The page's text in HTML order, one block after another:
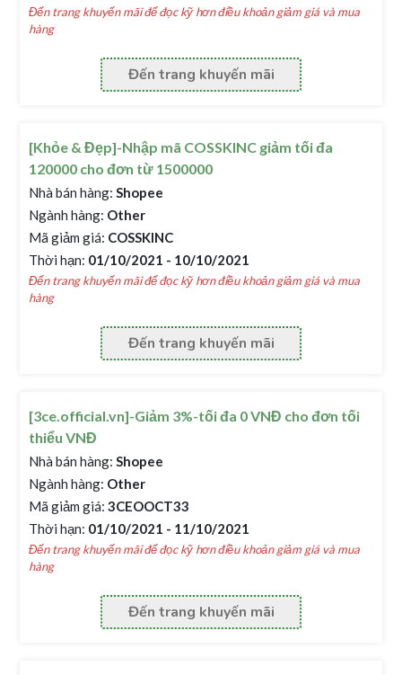
Đến trang khuyến mãi để đọc kỹ hơn điều khoản giảm giá và mua
hàng
Đến trang khuyến mãi
[Khỏe & Đẹp]-Nhập mã COSSKINC giảm tối đa
120000 cho đơn từ 1500000
Nhà bán hàng: Shopee
Ngành hàng: Other
Mã giảm giá: COSSKINC
Thời hạn: 01/10/2021 - 10/10/2021
Đến trang khuyến mãi để đọc kỹ hơn điều khoản giảm giá và mua
hàng
Đến trang khuyến mãi
[3ce.official.vn]-Giảm 3%-tối đa 0 VNĐ cho đơn tối
thiểu VNĐ
Nhà bán hàng: Shopee
Ngành hàng: Other
Mã giảm giá: 3CEOOCT33
Thời hạn: 01/10/2021 - 11/10/2021
Đến trang khuyến mãi để đọc kỹ hơn điều khoản giảm giá và mua
hàng
Đến trang khuyến mãi